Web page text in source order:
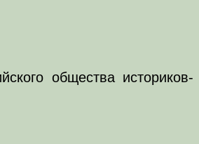
общества историков-